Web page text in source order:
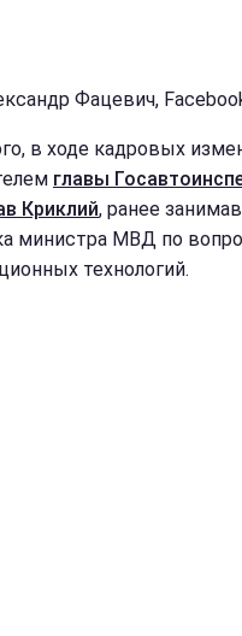
Фацевич,
в ходе кадровых
главы
Криклий, ранее
министра МВД по
технологий.